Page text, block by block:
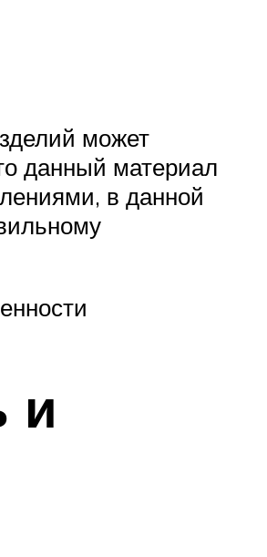
может
данный материал
в данной
и